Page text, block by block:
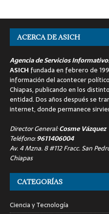
ACERCA DE ASICH
Agencia de Servicios
ASICH fundada en febrero de
información del acontecer
Chiapas, publicando en los
entidad. Dos años después se
internet, donde permanece
Director General:Cosme Vázquez
Teléfono:9611406004
Av. 4 Mzna. 8 #112 Fracc. San
Chiapas
CATEGORÍAS
Ciencia y Tecnología